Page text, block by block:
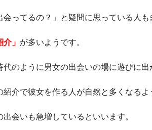
ってるの？」と疑問に思っている人も
」 が多いようです。
のように男女の出会いの場に遊びに出
介で彼女を作る人が自然と多くなるよ
会いも急増しているといいます。